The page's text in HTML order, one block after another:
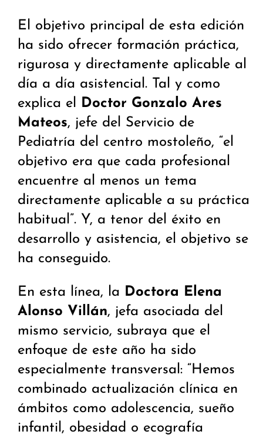
El objetivo principal de esta edición
ha sido ofrecer formación práctica,
rigurosa y directamente aplicable al
día a día asistencial. Tal y como
explica el Doctor Gonzalo Ares
Mateos, jefe del Servicio de
Pediatría del centro mostoleño, “el
objetivo era que cada profesional
encuentre al menos un tema
directamente aplicable a su práctica
habitual”. Y, a tenor del éxito en
desarrollo y asistencia, el objetivo se
ha conseguido.
En esta línea, la Doctora Elena
Alonso Villán, jefa asociada del
mismo servicio, subraya que el
enfoque de este año ha sido
especialmente transversal: “Hemos
combinado actualización clínica en
ámbitos como adolescencia, sueño
infantil, obesidad o ecografía